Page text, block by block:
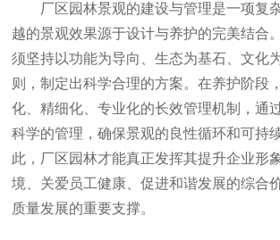
厂区园林景观的建设与管理是一项复
越的景观效果源于设计与养护的完美结合
须坚持以功能为导向、生态为基石、文化
则，制定出科学合理的方案。在养护阶段
化、精细化、专业化的长效管理机制，通
科学的管理，确保景观的良性循环和可持
此，厂区园林才能真正发挥其提升企业形
境、关爱员工健康、促进和谐发展的综合
质量发展的重要支撑。